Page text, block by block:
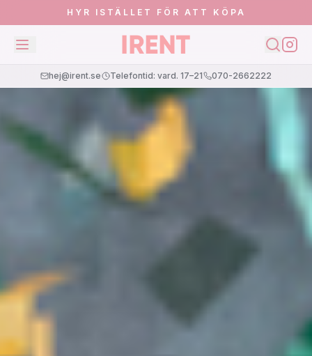
HYR ISTÄLLET FÖR ATT KÖPA
hej@irent.se Telefontid: vard. 17–21 070-2662222